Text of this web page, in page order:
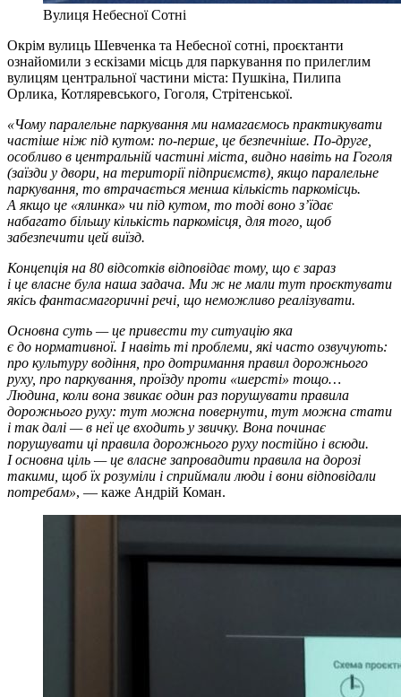
Вулиця Небесної Сотні
Окрім вулиць Шевченка та Небесної сотні, проєктанти
ознайомили з ескізами місць для паркування по прилеглим
вулицям центральної частини міста: Пушкіна, Пилипа
Орлика, Котляревського, Гоголя, Стрітенської.
«Чому паралельне паркування ми намагаємось практикувати
частіше ніж під кутом: по-перше, це безпечніше. По-друге,
особливо в центральній частині міста, видно навіть на Гоголя
(заїзди у двори, на території підприємств), якщо паралельне
паркування, то втрачається менша кількість паркомісць.
А якщо це «ялинка» чи під кутом, то тоді воно з’їдає
набагато більшу кількість паркомісця, для того, щоб
забезпечити цей виїзд.
Концепція на 80 відсотків відповідає тому, що є зараз
і це власне була наша задача. Ми ж не мали тут проєктувати
якісь фантасмагоричні речі, що неможливо реалізувати.
Основна суть — це привести ту ситуацію яка
є до нормативної. І навіть ті проблеми, які часто озвучують:
про культуру водіння, про дотримання правил дорожнього
руху, про паркування, проїзду проти «шерсті» тощо…
Людина, коли вона звикає один раз порушувати правила
дорожнього руху: тут можна повернути, тут можна стати
і так далі — в неї це входить у звичку. Вона починає
порушувати ці правила дорожнього руху постійно і всюди.
І основна ціль — це власне запровадити правила на дорозі
такими, щоб їх розуміли і сприймали люди і вони відповідали
потребам», — каже Андрій Коман.